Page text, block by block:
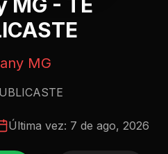
MG
Última vez: 7 de ago, 2026